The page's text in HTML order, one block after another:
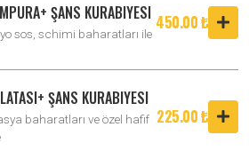
ŞANS KURABIYESI
sos, schimi baharatları ile
450.00 ₺
ŞANS KURABIYESI
baharatları ve özel hafif 225.00 ₺